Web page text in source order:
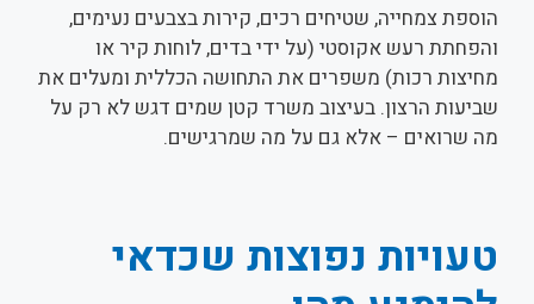
הוספת צמחייה, שטיחים רכים, קירות בצבעים נעימים,
והפחתת רעש אקוסטי (על ידי בדים, לוחות קיר או
מחיצות רכות) משפרים את התחושה הכללית ומעלים את
שביעות הרצון. בעיצוב משרד קטן שמים דגש לא רק על
מה שרואים – אלא גם על מה שמרגישים.
טעויות נפוצות שכדאי